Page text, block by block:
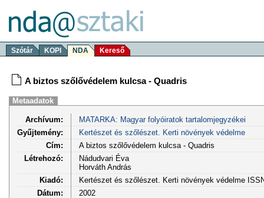
Szótár KOPI NDA Kereső
A biztos szőlővédelem kulcsa - Quadris
Metaadatok
Archívum:
MATARKA: Magyar folyóiratok tartalomjegyzékei
Gyűjtemény:
Kertészet és szőlészet. Kerti növények védelme
Cím:
A biztos szőlővédelem kulcsa - Quadris
Létrehozó:
Nádudvari Éva
Horváth András
Kiadó:
Kertészet és szőlészet. Kerti növények védelme
Dátum:
2002